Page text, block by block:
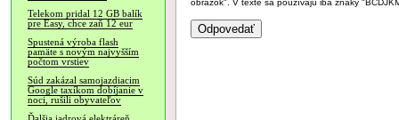
Telekom pridal 12 GB balík
pre Easy, chce zaň 12 eur
Spustená výroba flash
pamäte s novým najvyšším
počtom vrstiev
Súd zakázal samojazdiacim
Google taxíkom dobíjanie v
noci, rušili obyvateľov
obrázok". V texte sa používajú iba znaky